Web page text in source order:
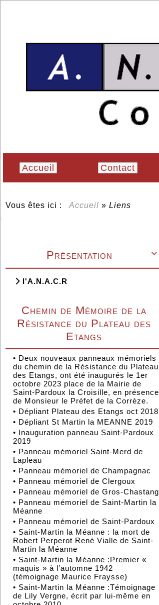
Accueil Contact
Vous êtes ici : Accueil » Liens

Présentation
l'A.N.A.C.R
Chemin de Mémoire de la
Résistance du Plateau des
Etangs
• Deux nouveaux panneaux mémoriels
du chemin de la Résistance du Plateau
des Etangs, ont été inaugurés le 1er
octobre 2023 place de la Mairie de
Saint-Pardoux la Croisille, en présence
de Monsieur le Préfet de la Corrèze.
• Dépliant Plateau des Etangs oct 2018
• Dépliant St Martin la MEANNE 2019
• Inauguration panneau Saint-Pardoux
2019
• Panneau mémoriel Saint-Merd de
Lapleau
• Panneau mémoriel de Champagnac
• Panneau mémoriel de Clergoux
• Panneau mémoriel de Gros-Chastang
• Panneau mémoriel de Saint-Martin la
Méanne
• Panneau mémoriel de Saint-Pardoux
• Saint-Martin la Méanne : la mort de
Robert Perperot René Vialle de Saint-
Martin la Méanne
• Saint-Martin la Méanne :Premier «
maquis » à l’automne 1942
(témoignage Maurice Fraysse)
• Saint-Martin la Méanne :Témoignage
de Lily Vergne, écrit par lui-même en